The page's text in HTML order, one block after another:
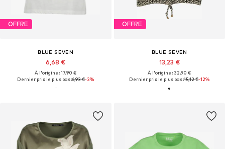
OFFRE
BLUE SEVEN
6,68 €
À l'origine : 17,90 €
Dernier prix le plus bas :6,93 €-3%
OFFRE
BLUE SEVEN
13,23 €
À l'origine : 32,90 €
Dernier prix le plus bas :15,12 €-12%